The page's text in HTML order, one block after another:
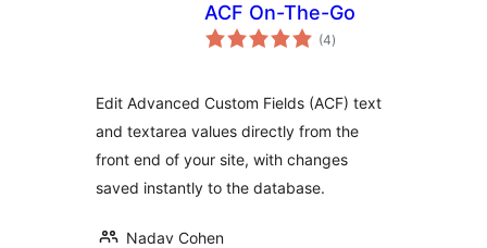
ACF On-The-Go
(4wszystkich
ocen
)
Edit Advanced Custom Fields (ACF) text
and textarea values directly from the
front end of your site, with changes
saved instantly to the database.
Nadav Cohen